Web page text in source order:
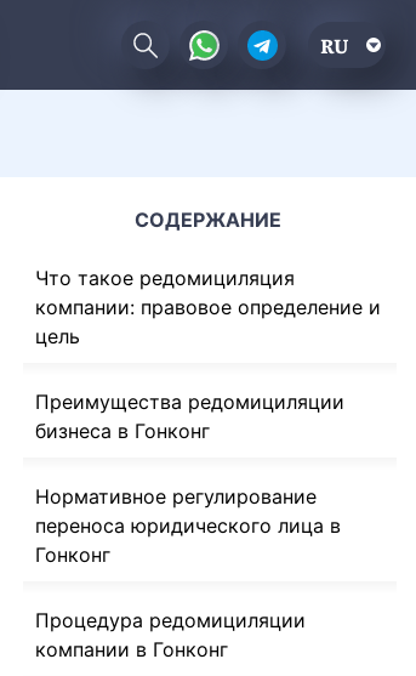
RU
СОДЕРЖАНИЕ
Что такое редомициляция
компании: правовое определение и
цель
Преимущества редомициляции
бизнеса в Гонконг
Нормативное регулирование
переноса юридического лица в
Гонконг
Процедура редомициляции
компании в Гонконг